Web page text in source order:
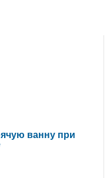
ванну при